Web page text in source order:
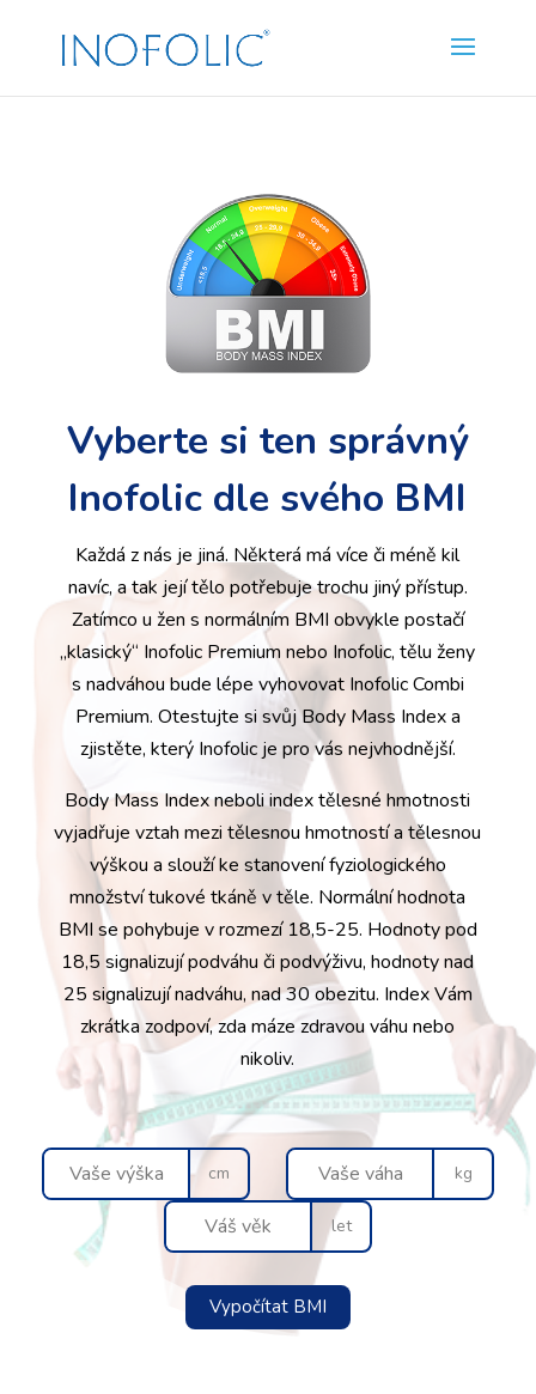
Vyberte si ten správný
Inofolic dle svého BMI
Každá z nás je jiná. Některá má více či méně kil
navíc, a tak její tělo potřebuje trochu jiný přístup.
Zatímco u žen s normálním BMI obvykle postačí
„klasický“ Inofolic Premium nebo Inofolic, tělu ženy
s nadváhou bude lépe vyhovovat Inofolic Combi
Premium. Otestujte si svůj Body Mass Index a
zjistěte, který Inofolic je pro vás nejvhodnější.
Body Mass Index neboli index tělesné hmotnosti
vyjadřuje vztah mezi tělesnou hmotností a tělesnou
výškou a slouží ke stanovení fyziologického
množství tukové tkáně v těle. Normální hodnota
BMI se pohybuje v rozmezí 18,5-25. Hodnoty pod
18,5 signalizují podváhu či podvýživu, hodnoty nad
25 signalizují nadváhu, nad 30 obezitu. Index Vám
zkrátka zodpoví, zda máze zdravou váhu nebo
nikoliv.
cm kg
let
Vypočítat BMI